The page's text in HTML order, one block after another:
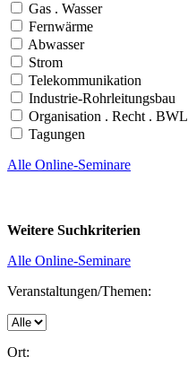
Gas . Wasser
Fernwärme
Abwasser
Strom
Telekommunikation
Industrie-Rohrleitungsbau
Organisation . Recht . BWL
Tagungen
Alle Online-Seminare
Weitere Suchkriterien
Alle Online-Seminare
Veranstaltungen/Themen:
Ort: